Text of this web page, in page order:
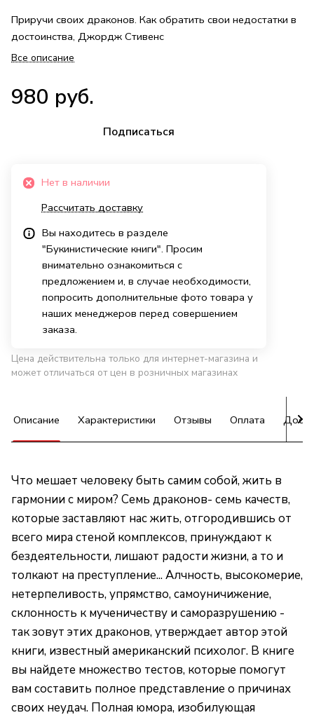
Приручи своих драконов. Как обратить свои недостатки в
достоинства, Джордж Стивенс
Все описание
980 руб.
Подписаться
Нет в наличии
Рассчитать доставку
Вы находитесь в разделе
"Букинистические книги". Просим
внимательно ознакомиться с
предложением и, в случае необходимости,
попросить дополнительные фото товара у
наших менеджеров перед совершением
заказа.
Цена действительна только для интернет-магазина и
может отличаться от цен в розничных магазинах
Описание Характеристики Отзывы Оплата
Что мешает человеку быть самим собой, жить в
гармонии с миром? Семь драконов- семь качеств,
которые заставляют нас жить, отгородившись от
всего мира стеной комплексов, принуждают к
бездеятельности, лишают радости жизни, а то и
толкают на преступление... Алчность, высокомерие,
нетерпеливость, упрямство, самоуничижение,
склонность к мученичеству и саморазрушению -
так зовут этих драконов, утверждает автор этой
книги, известный американский психолог. В книге
вы найдете множество тестов, которые помогут
вам составить полное представление о причинах
своих неудач. Полная юмора, изобилующая